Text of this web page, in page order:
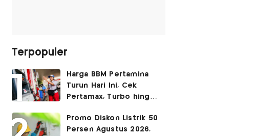
Terpopuler
Harga BBM Pertamina
Turun Hari Ini, Cek
Pertamax, Turbo hingga
2026
Promo Diskon Listrik 50
Persen Agustus 2026,